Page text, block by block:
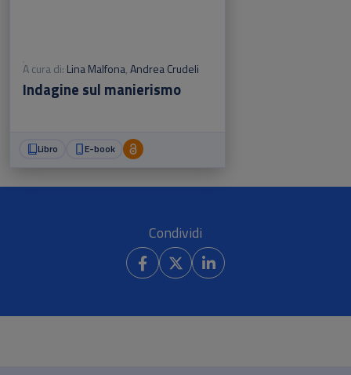
A cura di: Lina Malfona,Andrea Crudeli
Indagine sul manierismo
Libro E-book
Condividi